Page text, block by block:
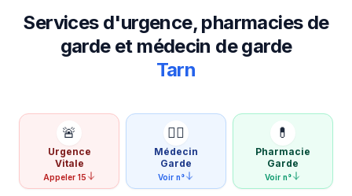
Services d'urgence, pharmacies de
garde et médecin de garde
Tarn
🚨
Urgence
Vitale
Appeler 15
👨‍⚕️
Médecin
Garde
Voir n°
💊
Pharmacie
Garde
Voir n°